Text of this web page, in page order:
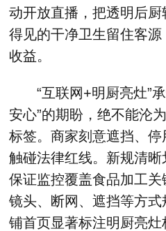
动开放直播，把透明后
得见的干净卫生留住客
收益。
“互联网+明厨亮灶”
安心”的期盼，绝不能沦
标签。商家刻意遮挡、
触碰法律红线。新规清
保证监控覆盖食品加工
镜头、断网、遮挡等方
铺首页显著标注明厨亮